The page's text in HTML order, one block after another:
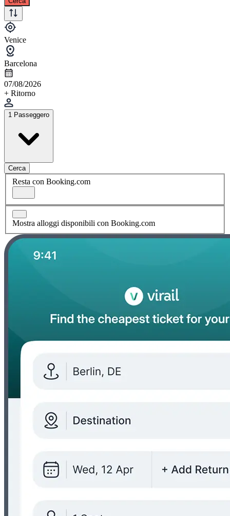
Venice
Barcelona
07/08/2026
+ Ritorno
1 Passeggero
Cerca
Resta con Booking.com
Mostra alloggi disponibili con Booking.com